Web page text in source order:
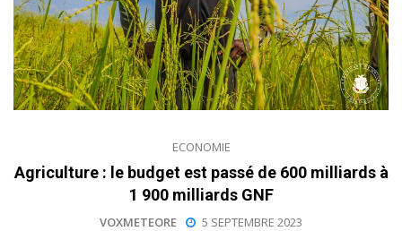
ECONOMIE
Agriculture : le budget est passé de 600 milliards à
1 900 milliards GNF
VOXMETEORE 5 SEPTEMBRE 2023